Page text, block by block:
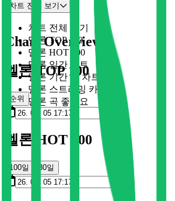
차트 전체 보기
차트 전체 보기
멜론 TOP 100
멜론 HOT 100
멜론 일간 차트
멜론 기간 별 차트
멜론 스트리밍 카드
멜론 곡 좋아요
Chart Overview
멜론 TOP 100
순위
멜론 HOT 100
100일 30일